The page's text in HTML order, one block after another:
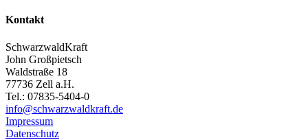
Kontakt
SchwarzwaldKraft
John Großpietsch
Waldstraße 18
77736 Zell a.H.
Tel.: 07835-5404-0
info@schwarzwaldkraft.de
Impressum
Datenschutz